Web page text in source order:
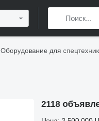
Оборудование для
2118